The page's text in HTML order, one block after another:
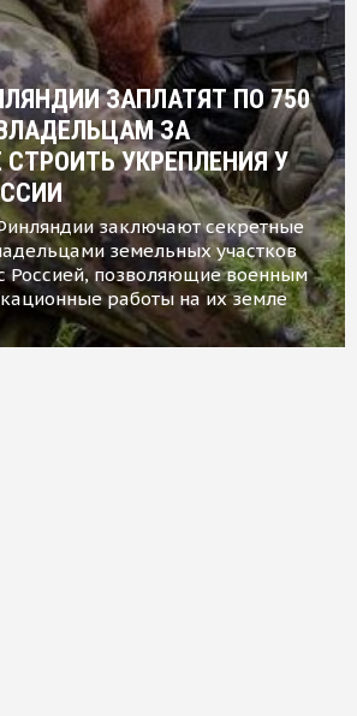
ЗАПЛАТЯТ ПО 750
ЗА
СТРОИТЬ УКРЕПЛЕНИЯ У
заключают секретные
земельных участков
Россией, позволяющие военным
работы на их земле